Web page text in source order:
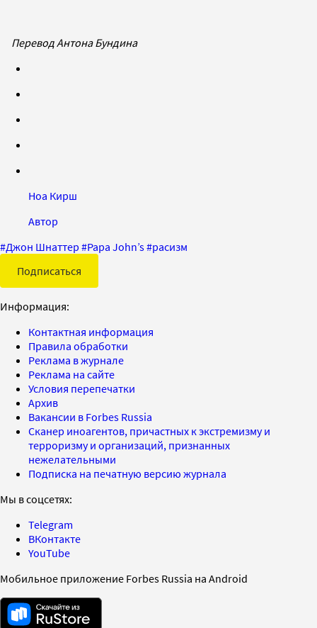
Перевод Антона Бундина
Ноа Кирш
Автор
#Джон Шнаттер #Papa John’s#расизм
Подписаться
Информация:
Контактная информация
Правила обработки
Реклама в журнале
Реклама на сайте
Условия перепечатки
Архив
Вакансии в Forbes Russia
Сканер иноагентов, причастных к экстремизму и
терроризму и организаций, признанных
нежелательными
Подписка на печатную версию журнала
Мы в соцсетях:
Telegram
ВКонтакте
YouTube
Мобильное приложение Forbes Russia на Android